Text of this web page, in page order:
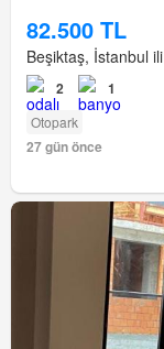
82.500 TL
Beşiktaş, İstanbul ili
2 1
Otopark
27 gün önce